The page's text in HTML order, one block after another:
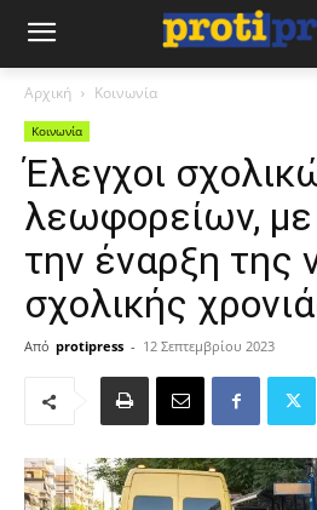
Αρχική Κοινωνία
Κοινωνία
Έλεγχοι
λεωφορείων,
την έναρξη της
σχολικής
Από protipress - 12 Σεπτεμβρίου 2023